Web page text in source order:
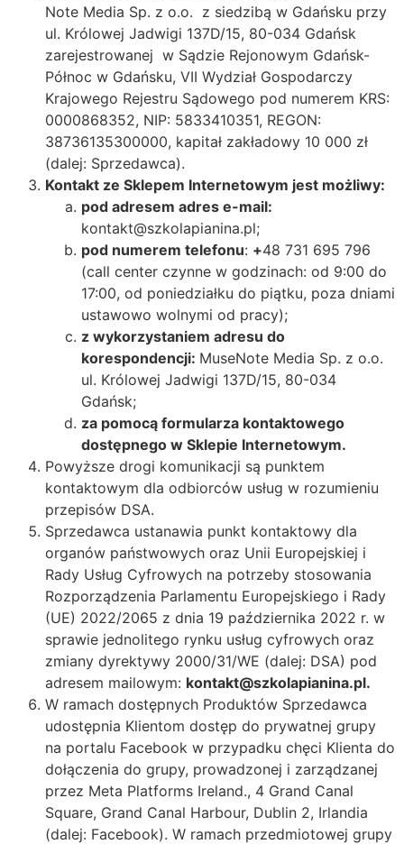
Note Media Sp. z o.o. z siedzibą w Gdańsku przy
ul. Królowej Jadwigi 137D/15, 80-034 Gdańsk
zarejestrowanej w Sądzie Rejonowym Gdańsk-
Północ w Gdańsku, VII Wydział Gospodarczy
Krajowego Rejestru Sądowego pod numerem KRS:
0000868352, NIP: 5833410351, REGON:
38736135300000, kapitał zakładowy 10 000 zł
(dalej: Sprzedawca).
Kontakt ze Sklepem Internetowym jest możliwy:
pod adresem adres e-mail:
kontakt@szkolapianina.pl;
pod numerem telefonu: +48 731 695 796
(call center czynne w godzinach: od 9:00 do
17:00, od poniedziałku do piątku, poza dniami
ustawowo wolnymi od pracy);
z wykorzystaniem adresu do
korespondencji: MuseNote Media Sp. z o.o.
ul. Królowej Jadwigi 137D/15, 80-034
Gdańsk;
za pomocą formularza kontaktowego
dostępnego w Sklepie Internetowym.
Powyższe drogi komunikacji są punktem
kontaktowym dla odbiorców usług w rozumieniu
przepisów DSA.
Sprzedawca ustanawia punkt kontaktowy dla
organów państwowych oraz Unii Europejskiej i
Rady Usług Cyfrowych na potrzeby stosowania
Rozporządzenia Parlamentu Europejskiego i Rady
(UE) 2022/2065 z dnia 19 października 2022 r. w
sprawie jednolitego rynku usług cyfrowych oraz
zmiany dyrektywy 2000/31/WE (dalej: DSA) pod
adresem mailowym: kontakt@szkolapianina.pl.
W ramach dostępnych Produktów Sprzedawca
udostępnia Klientom dostęp do prywatnej grupy
na portalu Facebook w przypadku chęci Klienta do
dołączenia do grupy, prowadzonej i zarządzanej
przez Meta Platforms Ireland., 4 Grand Canal
Square, Grand Canal Harbour, Dublin 2, Irlandia
(dalej: Facebook). W ramach przedmiotowej grupy